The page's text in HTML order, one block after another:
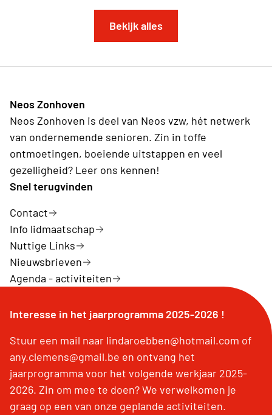
Bekijk alles
Neos Zonhoven
Neos Zonhoven is deel van Neos vzw, hét netwerk
van ondernemende senioren. Zin in toffe
ontmoetingen, boeiende uitstappen en veel
gezelligheid? Leer ons kennen!
Snel terugvinden
Contact
Info lidmaatschap
Nuttige Links
Nieuwsbrieven
Agenda - activiteiten
Interesse in het jaarprogramma 2025-2026 !
Stuur een mail naar lindaroebben@hotmail.com of
any.clemens@gmail.be en ontvang het
jaarprogramma voor het volgende werkjaar 2025-
2026. Zin om mee te doen? We verwelkomen je
graag op een van onze geplande activiteiten.